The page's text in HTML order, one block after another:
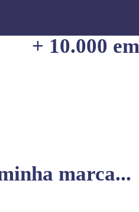
+ 10.000
marca...